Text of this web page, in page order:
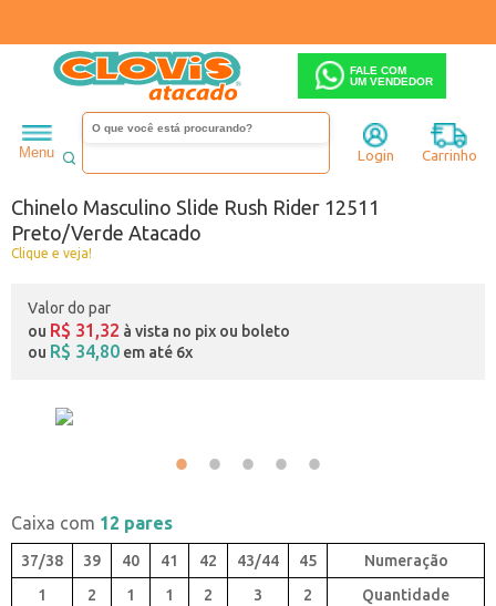
FALE COM
UM VENDEDOR
Menu Login Carrinho
Masculino Chinelo
Chinelo Masculino Slide Rush Rider 12511
Preto/Verde Atacado
Clique e veja!
Valor do par
ou R$ 31,32 à vista no pix ou boleto
ou R$ 34,80 em até 6x
Caixa com 12 pares
37/38 39 40 41 42 43/44
45
1
2 1 1 2 3 2
Quantidade